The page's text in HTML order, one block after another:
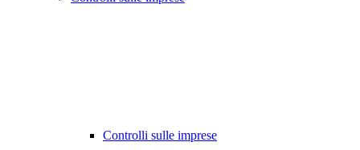
Controlli sulle imprese